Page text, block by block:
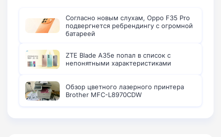
Согласно новым слухам, Oppo F35 Pro
подвергнется ребрендингу с огромной
батареей
ZTE Blade A35e попал в список с
непонятными характеристиками
Обзор цветного лазерного принтера
Brother MFC-L8970CDW